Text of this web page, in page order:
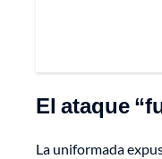
El ataque
La uniformada